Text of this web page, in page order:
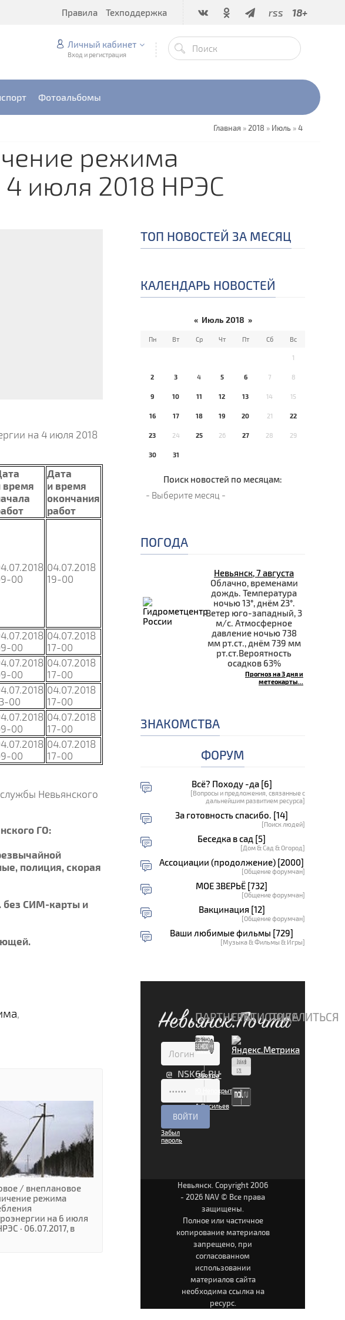
rss 18+
Правила Техподдержка
Личный кабинет
Вход и регистрация
Фотоальбомы
Главная » 2018 » Июль »4
режима
4 июля 2018 НРЭС
на 4 июля 2018
время
Дата
и время
окончания
работ
00
04.07.2018
19-00
00
04.07.2018
17-00
00
04.07.2018
17-00
00
04.07.2018
17-00
00
04.07.2018
17-00
00
04.07.2018
17-00
Невьянского
ГО:
полиция, скорая
без СИМ-карты и
,
/ внеплановое
режима
на 6 июля
· 06.07.2017, в
ТОП НОВОСТЕЙ ЗА МЕСЯЦ
КАЛЕНДАРЬ НОВОСТЕЙ
« Июль 2018 »
Пн Вт Ср Чт Пт Сб Вс
1
2 3 4 5 6 7 8
9 10 11 12 13 14 15
16 17 18 19 20 21 22
23 24 25 26 27 28 29
30 31
Поиск новостей по месяцам:
ПОГОДА
Невьянск, 7 августа
Облачно, временами
дождь. Температура
ночью 13°, днём 23°.
Ветер юго-западный, 3
м/с. Атмосферное
давление ночью 738
мм рт.ст., днём 739 мм
рт.ст.Вероятность
осадков 63%
Прогноз на 3 дня и
метеокарты...
ЗНАКОМСТВА
ФОРУМ
Всё? Походу -да [6]
[Вопросы и предложения, связанные с
дальнейшим развитием ресурса]
За готовность спасибо. [14]
[Поиск людей]
Беседка в сад [5]
[Дом & Сад & Огород]
Ассоциации (продолжение) [2000]
[Общение форумчан]
МОЕ ЗВЕРЬЁ [732]
[Общение форумчан]
Вакцинация [12]
[Общение форумчан]
Ваши любимые фильмы [729]
[Музыка & Фильмы & Игры]
Невьянск.Почта
@ NSK66.RU
Забыл
пароль
ПАРТНЕРЫ
|
"Звезда"
|
Ю.Непокрытая
| |
А.Васильев
СТАТИСТИКАПОДЕЛИТЬСЯ
Невьянск. Copyright 2006
- 2026 NAV © Все права
защищены.
Полное или частичное
копирование материалов
запрещено, при
согласованном
использовании
материалов сайта
необходима ссылка на
ресурс.